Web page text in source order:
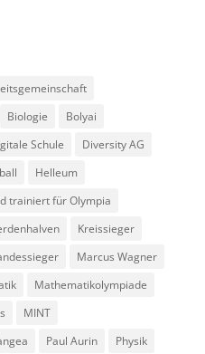
Biologie
Bolyai
Schule
Diversity AG
Helleum
trainiert für Olympia
Kreissieger
Marcus Wagner
Mathematikolympiade
MINT
Paul Aurin Physik